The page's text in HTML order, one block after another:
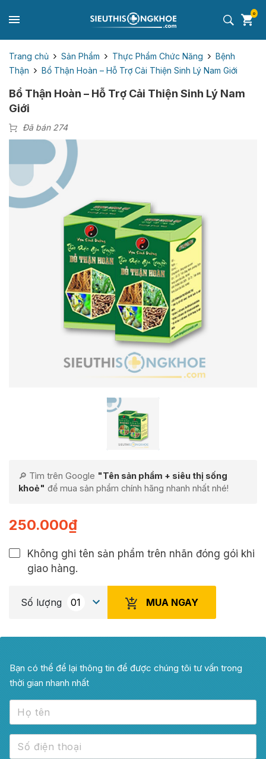
0
Trang chủ Sản Phẩm Thực Phẩm Chức Năng
Bệnh
Thận
Bổ Thận Hoàn – Hỗ Trợ Cải Thiện Sinh Lý Nam Giới
Bổ Thận Hoàn – Hỗ Trợ Cải Thiện Sinh Lý Nam
Giới
Đã bán 274
🔎 Tìm trên Google "Tên sản phẩm + siêu thị sống
khoẻ" để mua sản phẩm chính hãng nhanh nhất nhé!
250.000₫
Không ghi tên sản phẩm trên nhãn đóng gói khi
giao hàng.
Số lượng MUA NGAY
Bạn có thể để lại thông tin để được chúng tôi tư vấn trong
thời gian nhanh nhất